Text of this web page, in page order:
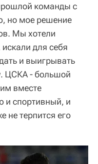
команды с
но мое решение
Мы хотели
для себя
и выигрывать
ЦСКА - большой
вместе
и спортивный, и
не терпится его